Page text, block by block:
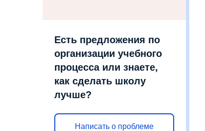
Есть предложения по
организации учебного
процесса или знаете,
как сделать школу
лучше?
Написать о проблеме